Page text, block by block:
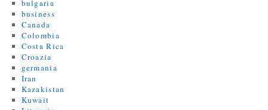
bulgaria
business
Canada
Colombia
Costa Rica
Croazia
germania
Iran
Kazakistan
Kuwait